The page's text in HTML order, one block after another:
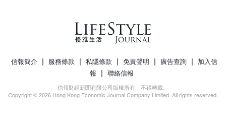
信報簡介 | 服務條款 | 私隱條款 | 免責聲明 | 廣告查詢 | 加入信
報 | 聯絡信報
信報財經新聞有限公司版權所有，不得轉載。
Copyright © 2026 Hong Kong Economic Journal Company Limited. All rights reserved.